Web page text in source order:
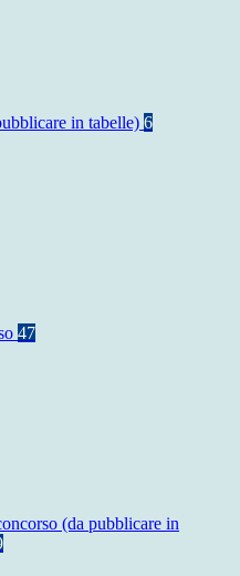
in tabelle) 6
47
(da pubblicare in